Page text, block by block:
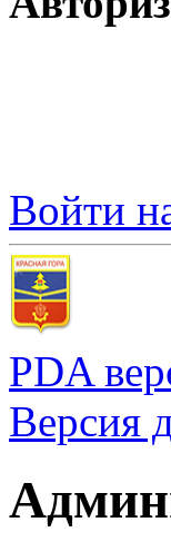
Войти
PDA
Версия